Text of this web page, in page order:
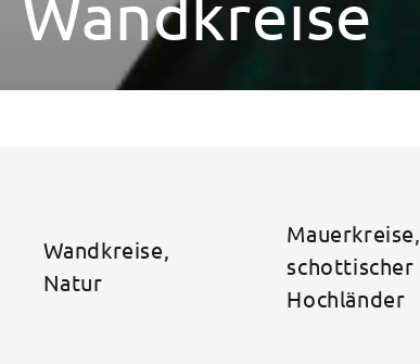
Wandkreise,
Natur
Mauerkreise,
schottischer
Hochländer